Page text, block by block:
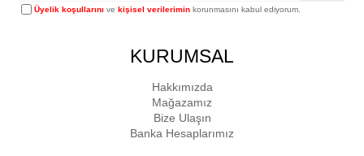
Üyelik koşullarını vekişisel verilerimin korunmasını kabul ediyorum.
KURUMSAL
Hakkımızda
Mağazamız
Bize Ulaşın
Banka Hesaplarımız